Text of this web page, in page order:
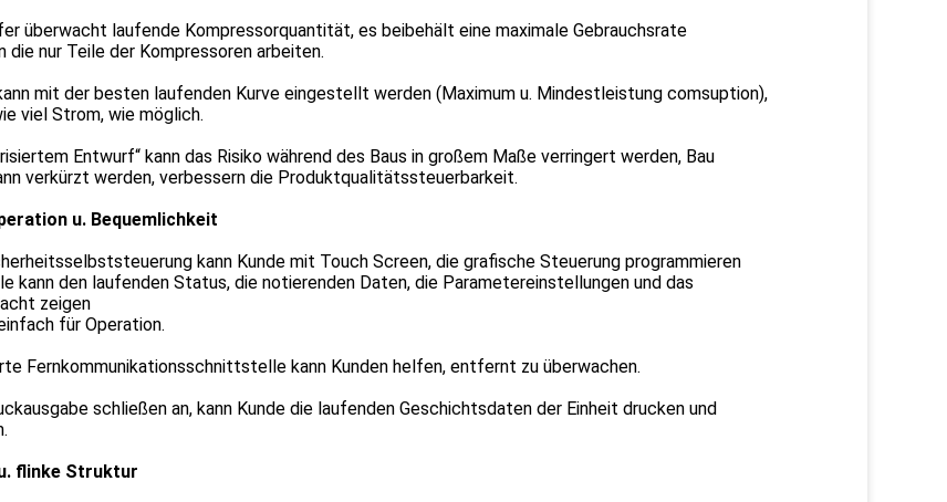
überwacht laufende Kompressorquantität, es beibehält eine maximale Gebrauchsrate
die nur Teile der Kompressoren arbeiten.
mit der besten laufenden Kurve eingestellt werden (Maximum u. Mindestleistung comsuption),
viel Strom, wie möglich.
Entwurf“ kann das Risiko während des Baus in großem Maße verringert werden, Bau
verkürzt werden, verbessern die Produktqualitätssteuerbarkeit.
u. Bequemlichkeit
kann Kunde mit Touch Screen, die grafische Steuerung programmieren
kann den laufenden Status, die notierenden Daten, die Parametereinstellungen und das
zeigen
für Operation.
Fernkommunikationsschnittstelle kann Kunden helfen, entfernt zu überwachen.
schließen an, kann Kunde die laufenden Geschichtsdaten der Einheit drucken und
flinke Struktur